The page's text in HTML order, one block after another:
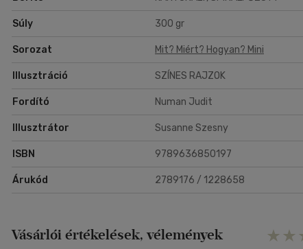
Súly 300 gr
Sorozat Mit? Miért? Hogyan? Mini
Illusztráció SZÍNES RAJZOK
Fordító Numan Judit
Illusztrátor Susanne Szesny
ISBN 9789636850197
Árukód 2789176 / 1228658
Vásárlói értékelések, vélemények